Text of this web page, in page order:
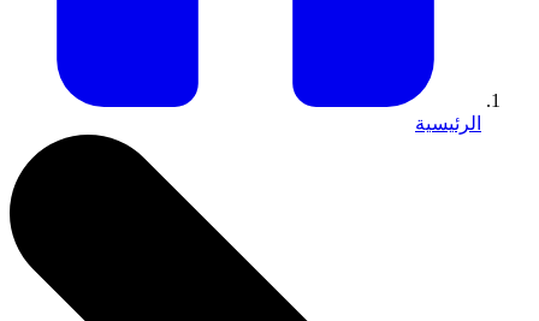
الرئيسية